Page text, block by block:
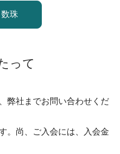
珠
って
弊社までお問い合わせくだ
。尚、ご入会には、入会金